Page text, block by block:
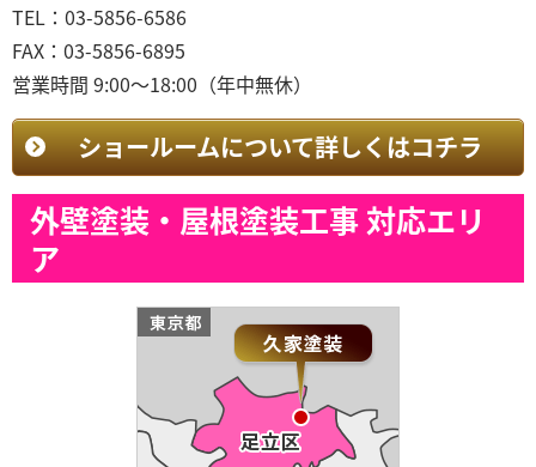
TEL：03-5856-6586
FAX：03-5856-6895
営業時間 9:00～18:00（年中無休）
ショールームについて詳しくはコチラ
外壁塗装・屋根塗装工事 対応エリ
ア